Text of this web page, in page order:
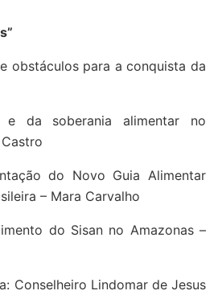
obstáculos para a conquista da
e da soberania alimentar no
do Novo Guia Alimentar
– Mara Carvalho
do Sisan no Amazonas –
Conselheiro Lindomar de Jesus